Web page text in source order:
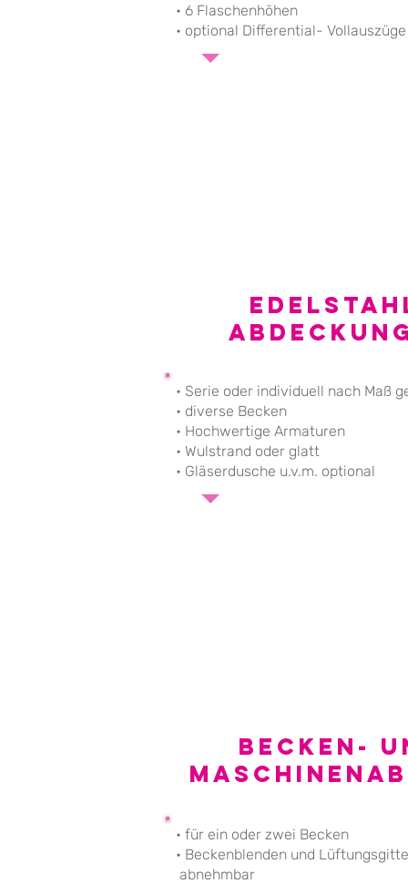
• 6 Flaschenhöhen
• optional Differential- Vollauszüge
• Serie oder individuell nach Maß
• diverse Becken
• Hochwertige Armaturen
• Wulstrand oder glatt
• Gläserdusche u.v.m. optional
Becken-
• für ein oder zwei Becken
• Beckenblenden und
abnehmbar